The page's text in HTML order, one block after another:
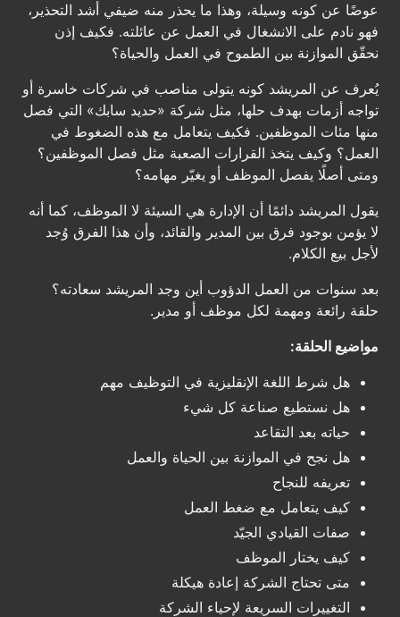
عوضًا عن كونه وسيلة، وهذا ما يحذر منه ضيفي أشد التحذير،
فهو نادم على الانشغال في العمل عن عائلته. فكيف إذن
نحقّق الموازنة بين الطموح في العمل والحياة؟
يُعرف عن المريشد كونه يتولى مناصب في شركات خاسرة أو
تواجه أزمات بهدف حلها، مثل شركة «حديد سابك» التي فصل
منها مئات الموظفين. فكيف يتعامل مع هذه الضغوط في
العمل؟ وكيف يتخذ القرارات الصعبة مثل فصل الموظفين؟
ومتى أصلًا يفصل الموظف أو يغيّر مهامه؟
يقول المريشد دائمًا أن الإدارة هي السيئة لا الموظف، كما أنه
لا يؤمن بوجود فرق بين المدير والقائد، وأن هذا الفرق وُجد
لأجل بيع الكلام.
بعد سنوات من العمل الدؤوب أين وجد المريشد سعادته؟
حلقة رائعة ومهمة لكل موظف أو مدير.
مواضيع الحلقة:
هل شرط اللغة الإنقليزية في التوظيف مهم
هل نستطيع صناعة كل شيء
حياته بعد التقاعد
هل نجح في الموازنة بين الحياة والعمل
تعريفه للنجاح
كيف يتعامل مع ضغط العمل
صفات القيادي الجيّد
كيف يختار الموظف
متى تحتاج الشركة إعادة هيكلة
التغييرات السريعة لإحياء الشركة